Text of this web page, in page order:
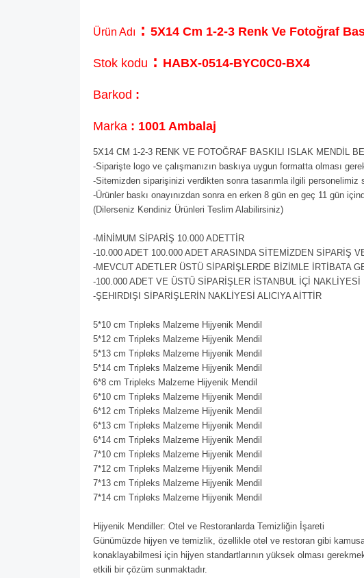
Ürün Adı : 5X14 Cm 1-2-3 Renk Ve Fotoğraf
Stok kodu : HABX-0514-BYC0C0-BX4
Barkod :
Marka : 1001 Ambalaj
5X14 CM 1-2-3 RENK VE FOTOĞRAF BASKILI ISLAK MENDİL
-Siparişte logo ve çalışmanızın baskıya uygun formatta olması
-Sitemizden siparişinizi verdikten sonra tasarımla ilgili
-Ürünler baskı onayınızdan sonra en erken 8 gün en geç 11 gün
(Dilerseniz Kendiniz Ürünleri Teslim Alabilirsiniz)
-MİNİMUM SİPARİŞ 10.000 ADETTİR
-10.000 ADET 100.000 ADET ARASINDA SİTEMİZDEN SİPARİŞ
-MEVCUT ADETLER ÜSTÜ SİPARİŞLERDE BİZİMLE İRTİBATA
-100.000 ADET VE ÜSTÜ SİPARİŞLER İSTANBUL İÇİ NAKLİYESİ
-ŞEHIRDIŞI SİPARİŞLERİN NAKLİYESİ ALICIYA AİTTİR
5*10 cm Tripleks Malzeme Hijyenik Mendil
5*12 cm Tripleks Malzeme Hijyenik Mendil
5*13 cm Tripleks Malzeme Hijyenik Mendil
5*14 cm Tripleks Malzeme Hijyenik Mendil
6*8 cm Tripleks Malzeme Hijyenik Mendil
6*10 cm Tripleks Malzeme Hijyenik Mendil
6*12 cm Tripleks Malzeme Hijyenik Mendil
6*13 cm Tripleks Malzeme Hijyenik Mendil
6*14 cm Tripleks Malzeme Hijyenik Mendil
7*10 cm Tripleks Malzeme Hijyenik Mendil
7*12 cm Tripleks Malzeme Hijyenik Mendil
7*13 cm Tripleks Malzeme Hijyenik Mendil
7*14 cm Tripleks Malzeme Hijyenik Mendil
Hijyenik Mendiller: Otel ve Restoranlarda Temizliğin İşareti
Günümüzde hijyen ve temizlik, özellikle otel ve restoran gibi
konaklayabilmesi için hijyen standartlarının yüksek olması
etkili bir çözüm sunmaktadır.